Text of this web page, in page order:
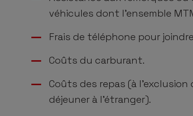
véhicules dont l’ensemble
Frais de téléphone pour
Coûts du carburant.
Coûts des repas (à
déjeuner à l’étranger).